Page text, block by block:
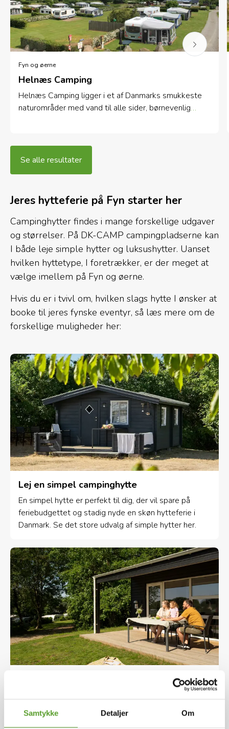
Samtykke Detaljer Om
Fyn og øerne
Helnæs Camping
Helnæs Camping ligger i et af Danmarks smukkeste
naturområder med vand til alle sider, børnevenlig
Se alle resultater
Jeres hytteferie på Fyn starter her
Campinghytter findes i mange forskellige udgaver
og størrelser. På DK-CAMP campingpladserne kan
I både leje simple hytter og luksushytter. Uanset
hvilken hyttetype, I foretrækker, er der meget at
vælge imellem på Fyn og øerne.
Hvis du er i tvivl om, hvilken slags hytte I ønsker at
booke til jeres fynske eventyr, så læs mere om de
forskellige muligheder her:
Lej en simpel campinghytte
En simpel hytte er perfekt til dig, der vil spare på
feriebudgettet og stadig nyde en skøn hytteferie i
Danmark. Se det store udvalg af simple hytter her.
Lej en luksushytte i Danmark til din ferie
En luksushytte er perfekt til dig, der foretrækker
luksushytter i Danmark og booke direkte via DK-